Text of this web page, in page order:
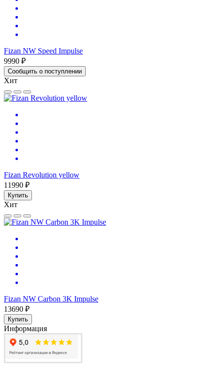
Fizan NW Speed Impulse
9990 ₽
Сообщить о поступлении
Хит
Fizan Revolution yellow
11990 ₽
Купить
Хит
Fizan NW Carbon 3K Impulse
13690 ₽
Купить
Информация